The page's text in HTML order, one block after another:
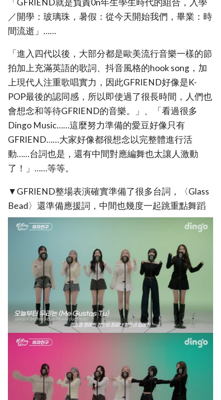
「GFRIEND就是負責0n年生學生時代的組合，入學
／開學：玻璃珠，暑假：從今天開始我們，畢業：時
間流逝」……
「進入四代以後，大部分都是歐美流行音樂一樣的節
拍加上充滿英語的歌詞、抖音風格的hook song，加
上現代人注重歌唱實力，因此GFRIEND好像是K-
POP最後的認同感，所以即使過了很長時間，人們也
會想念和等待GFRIEND的音樂。」、「看過很多
Dingo Music……這麼努力準備的愛豆好像只有
GFRIEND……大家好像都很想念以完整體進行活
動……台詞也是，還有中間對應編舞也太讓人激動
了！」……等等。
▼GFRIEND整場表演確實準備了很多台詞，〈Glass
Bead〉還準備應援詞，中間也幾度一起跳重點舞蹈